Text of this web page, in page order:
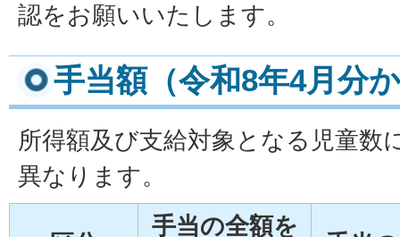
認をお願いいたします。
手当額（令和8年4月分
所得額及び支給対象となる児童数
異なります。
手当の全額を